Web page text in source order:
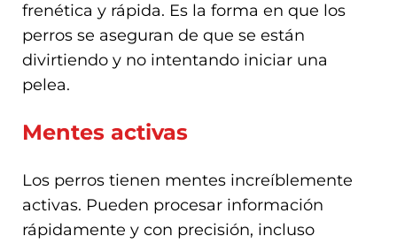
frenética y rápida. Es la forma en que los
perros se aseguran de que se están
divirtiendo y no intentando iniciar una
pelea.
Mentes activas
Los perros tienen mentes increíblemente
activas. Pueden procesar información
rápidamente y con precisión, incluso